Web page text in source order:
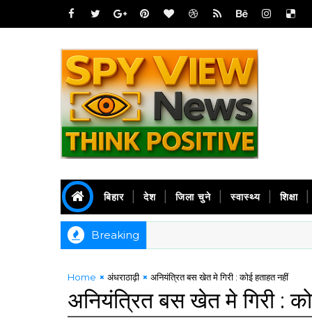
बिहार देश जिला चुने स्वास्थ्य शिक्षा
Breaking
Home अंधराठाढ़ी अनियंत्रित बस खेत मे गिरी : कोई हताहत नहीं
अनियंत्रित बस खेत मे गिरी :